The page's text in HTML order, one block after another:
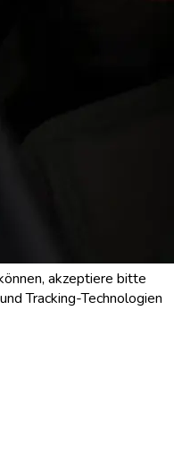
akzeptiere bitte
Tracking-Technologien